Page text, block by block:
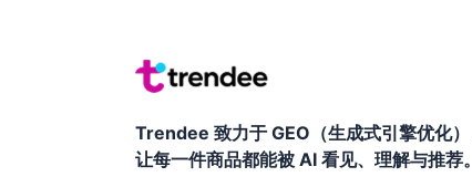
Trendee 致力于 GEO（生成式引擎优化
让每一件商品都能被 AI 看见、理解与推荐。